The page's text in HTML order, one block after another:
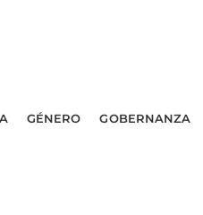
GÉNERO GOBERNANZA